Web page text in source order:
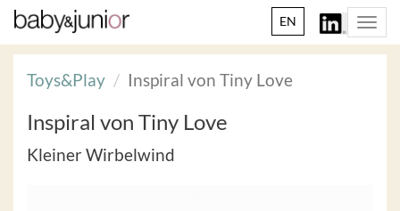
EN
Toys&Play Inspiral von Tiny Love
Inspiral von Tiny Love
Kleiner Wirbelwind